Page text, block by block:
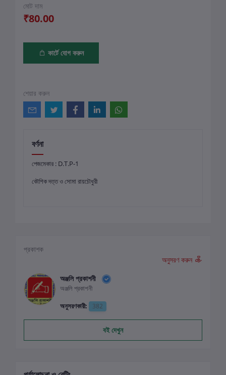
মোট দাম
₹80.00
কার্টে যোগ করুন
শেয়ার করুন
বর্ণনা
পেজমেকার : D.T.P-1
কৌশিক দত্ত ও সোমা রায়চৌধুরী
প্রকাশক
অনুসরণ করুন
অঞ্জলি প্রকাশনী
অঞ্জলি প্রকাশনী
অনুসরণকারী:
382
বই দেখুন